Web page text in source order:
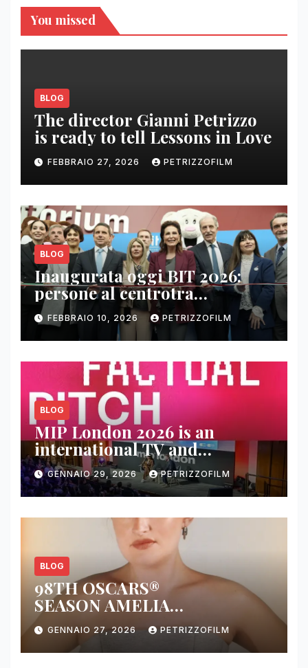
You missed
BLOG
The director Gianni Petrizzo
is ready to tell Lessons in Love
FEBBRAIO 27, 2026 PETRIZZOFILM
BLOG
Inaugurata oggi BIT 2026:
persone al centrotra
contenuti, relazioni e business
FEBBRAIO 10, 2026 PETRIZZOFILM
BLOG
MIP London 2026 is an
international TV and
streaming content market
GENNAIO 29, 2026 PETRIZZOFILM
BLOG
98TH OSCARS®
SEASON AMELIA
DIMOLDENBERG RETURNS
FOR THIRD YEAR
GENNAIO 27, 2026 PETRIZZOFILM